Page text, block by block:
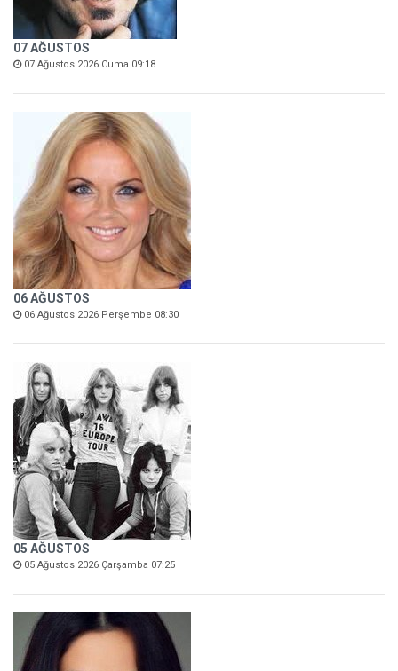
07 AĞUSTOS
07 Ağustos 2026 Cuma 09:18
06 AĞUSTOS
06 Ağustos 2026 Perşembe 08:30
05 AĞUSTOS
05 Ağustos 2026 Çarşamba 07:25